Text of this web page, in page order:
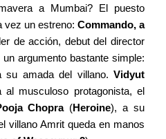
a Mumbai? El puesto
vez un estreno: Commando, a
de acción, debut del director
argumento bastante simple:
su amada del villano. Vidyut
al musculoso protagonista, el
Chopra(Heroine), a su
villano Amrit queda en manos